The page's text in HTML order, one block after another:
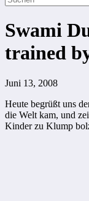
Swami
trained
Juni 13, 2008
Heute begrüßt uns
die Welt kam, und
Kinder zu Klump